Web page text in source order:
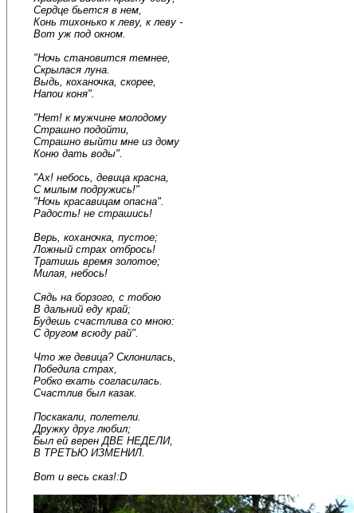
Сердце бьется в нем,
Конь тихонько к леву, к леву -
Вот уж под окном.
"Ночь становится темнее,
Скрылася луна.
Выдь, коханочка, скорее,
Напои коня".
"Нет! к мужчине молодому
Страшно подойти,
Страшно выйти мне из дому
Коню дать воды".
"Ах! небось, девица красна,
С милым подружись!"
"Ночь красавицам опасна".
Радость! не страшись!
Верь, коханочка, пустое;
Ложный страх отбрось!
Тратишь время золотое;
Милая, небось!
Сядь на борзого, с тобою
В дальний еду край;
Будешь счастлива со мною:
С другом всюду рай".
Что же девица? Склонилась,
Победила страх,
Робко ехать согласилась.
Счастлив был казак.
Поскакали, полетели.
Дружку друг любил;
Был ей верен ДВЕ НЕДЕЛИ,
В ТРЕТЬЮ ИЗМЕНИЛ.
Вот и весь сказ!:D